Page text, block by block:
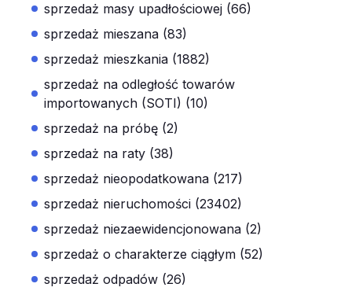
sprzedaż masy upadłościowej (66)
sprzedaż mieszana (83)
sprzedaż mieszkania (1882)
sprzedaż na odległość towarów
importowanych (SOTI) (10)
sprzedaż na próbę (2)
sprzedaż na raty (38)
sprzedaż nieopodatkowana (217)
sprzedaż nieruchomości (23402)
sprzedaż niezaewidencjonowana (2)
sprzedaż o charakterze ciągłym (52)
sprzedaż odpadów (26)